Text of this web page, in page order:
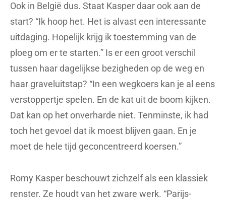
Ook in België dus. Staat Kasper daar ook aan de
start? “Ik hoop het. Het is alvast een interessante
uitdaging. Hopelijk krijg ik toestemming van de
ploeg om er te starten.” Is er een groot verschil
tussen haar dagelijkse bezigheden op de weg en
haar graveluitstap? “In een wegkoers kan je al eens
verstoppertje spelen. En de kat uit de boom kijken.
Dat kan op het onverharde niet. Tenminste, ik had
toch het gevoel dat ik moest blijven gaan. En je
moet de hele tijd geconcentreerd koersen.”
Romy Kasper beschouwt zichzelf als een klassiek
renster. Ze houdt van het zware werk. “Parijs-